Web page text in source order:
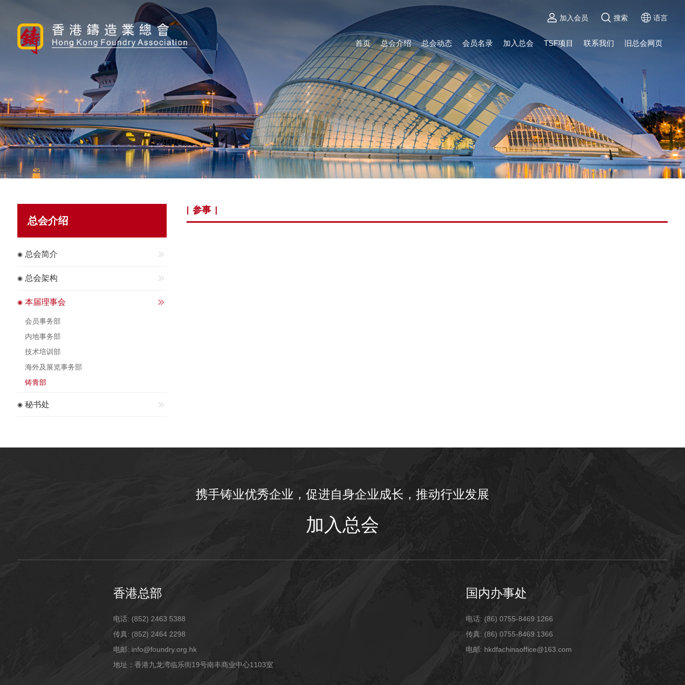
加入会员 搜索 语言
首页 总会介绍 总会动态 会员名录 加入总会 TSF项目 联系我们 旧总会网页
总会介绍
总会简介
总会架构
本届理事会
会员事务部
内地事务部
技术培训部
海外及展览事务部
铸青部
秘书处
参事|
携手铸业优秀企业，促进自身企业成长，推动行业发展
加入总会
香港总部
电话: (852) 2463 5388
传真: (852) 2464 2298
电邮: info@foundry.org.hk
地址：香港九龙湾临乐街19号南丰商业中心1103室
国内办事处
电话: (86) 0755-8469 1266
传真: (86) 0755-8469 1366
电邮: hkdfachinaoffice@163.com